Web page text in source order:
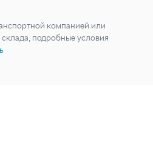
компанией или
подробные условия